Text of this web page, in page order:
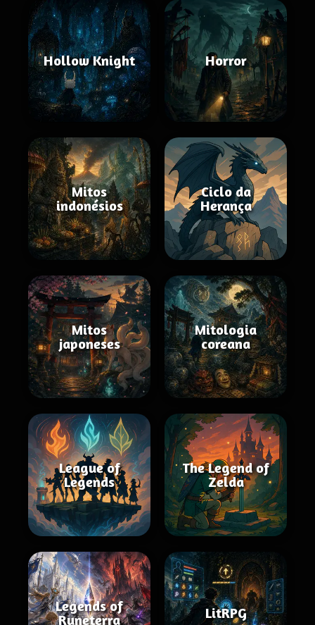
Hollow Knight Horror
Mitos
indonésios
Ciclo da
Herança
Mitos
japoneses
Mitologia
coreana
League of
Legends
The Legend of
Zelda
Legends of
Runeterra
LitRPG